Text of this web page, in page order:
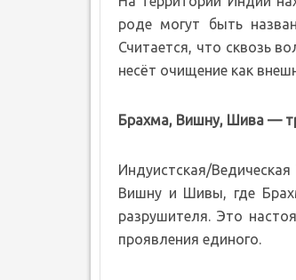
роде могут быть
Считается, что сквозь
несёт очищение как
Брахма, Вишну, Шива —
Индуистская/
Вишну и Шивы, где
разрушителя. Это
проявления единого.